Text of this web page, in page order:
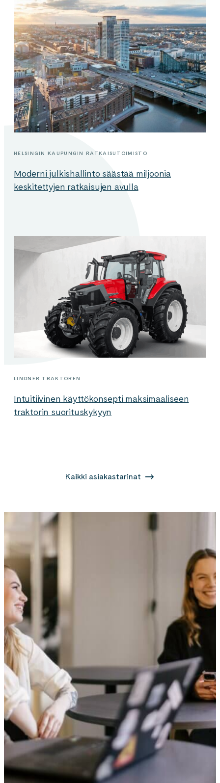
HELSINGIN KAUPUNGIN RATKAISUTOIMISTO
Moderni julkishallinto säästää miljoonia
keskitettyjen ratkaisujen avulla
LINDNER TRAKTOREN
Intuitiivinen käyttökonsepti maksimaaliseen
traktorin suorituskykyyn
Kaikki asiakastarinat